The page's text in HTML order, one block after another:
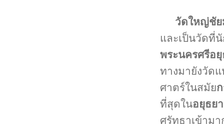
วัดใหญ่ชัย
และเป็นวัดที่
พระนครศรีอ
ทางมายังวัด
ศาตร์ในสมัย
ที่สุดในอยุธยา
ศรัทธาเข้าม